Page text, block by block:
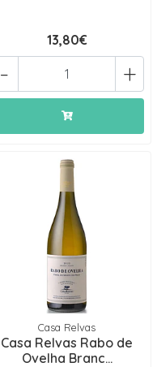
13,80€
+
-
Casa Relvas
Casa Relvas Rabo de
Ovelha Branc...